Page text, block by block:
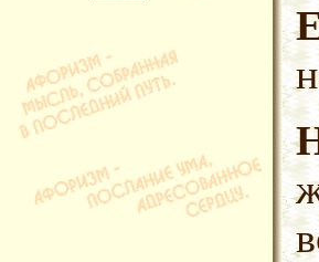
Если женская
Надо